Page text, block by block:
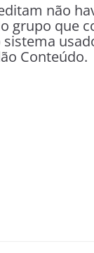
não
grupo que
sistema
Conteúdo.